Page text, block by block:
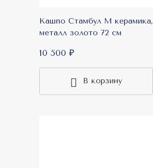
Кашпо Стамбул М керамика,
металл золото 72 см
10 500 ₽
В корзину